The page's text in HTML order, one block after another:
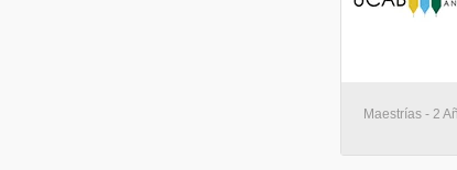
Maestrías - 2